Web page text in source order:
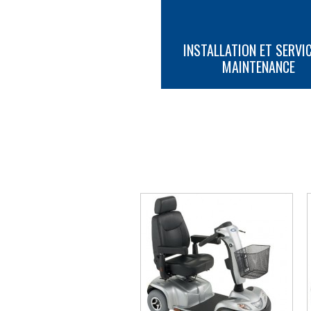
INSTALLATION ET
MAINTENANCE
PLUS D'INFORMATION